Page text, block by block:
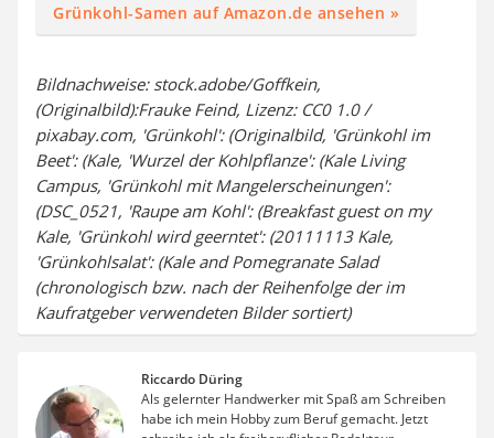
Grünkohl-Samen auf Amazon.de ansehen »
Bildnachweise: stock.adobe/Goffkein,
(Originalbild):Frauke Feind, Lizenz: CC0 1.0 /
pixabay.com, 'Grünkohl': (Originalbild, 'Grünkohl im
Beet': (Kale, 'Wurzel der Kohlpflanze': (Kale Living
Campus, 'Grünkohl mit Mangelerscheinungen':
(DSC_0521, 'Raupe am Kohl': (Breakfast guest on my
Kale, 'Grünkohl wird geerntet': (20111113 Kale,
'Grünkohlsalat': (Kale and Pomegranate Salad
(chronologisch bzw. nach der Reihenfolge der im
Kaufratgeber verwendeten Bilder sortiert)
Riccardo Düring
Als gelernter Handwerker mit Spaß am Schreiben
habe ich mein Hobby zum Beruf gemacht. Jetzt